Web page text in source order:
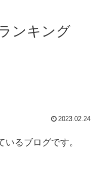
ンキング
2023.02.24
るブログです。